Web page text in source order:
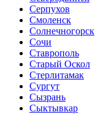
Серпухов
Смоленск
Солнечногорск
Сочи
Ставрополь
Старый Оскол
Стерлитамак
Сургут
Сызрань
Сыктывкар